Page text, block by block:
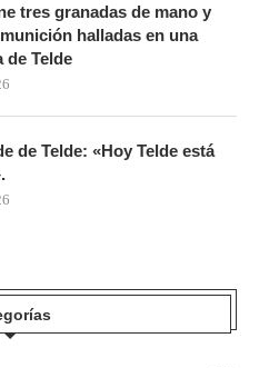
tres granadas de mano y
halladas en una
de Telde
de Telde: «Hoy Telde está